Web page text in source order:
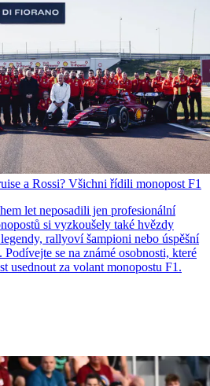
a Rossi? Všichni řídili monopost F1
let neposadili jen profesionální
si vyzkoušely také hvězdy
rallyoví šampioni nebo úspěšní
se na známé osobnosti, které
usednout za volant monopostu F1.